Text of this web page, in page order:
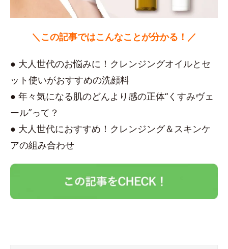
＼この記事ではこんなことが分かる！／
● 大人世代のお悩みに！クレンジングオイルとセ
ット使いがおすすめの洗顔料
● 年々気になる肌のどんより感の正体“くすみヴェ
ール”って？
● 大人世代におすすめ！クレンジング＆スキンケ
アの組み合わせ